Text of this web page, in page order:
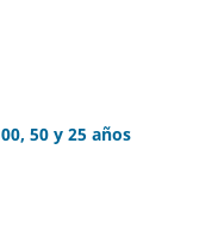
50 y 25 años